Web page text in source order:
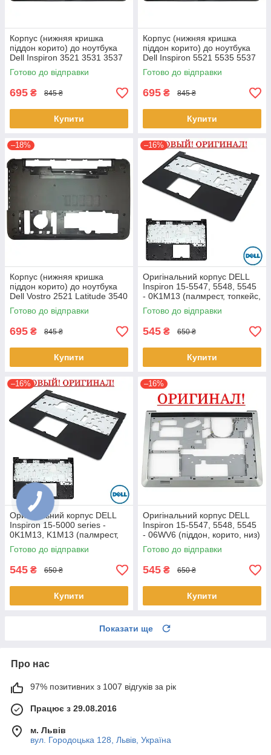
Корпус (нижняя кришка
піддон корито) до ноутбука
Dell Inspiron 3521 3531 3537
(0YXMG9, AP0ZG000200)
Готово до відправки
695 ₴ 845 ₴
Купити
Корпус (нижняя кришка
піддон корито) до ноутбука
Dell Inspiron 5521 5535 5537
(0YXMG9, AP0ZG000200)
Готово до відправки
695 ₴ 845 ₴
Купити
–18%
Корпус (нижняя кришка
піддон корито) до ноутбука
Dell Vostro 2521 Latitude 3540
(0YXMG9, AP0ZG000200)
Готово до відправки
695 ₴ 845 ₴
Купити
–16%
Оригінальний корпус DELL
Inspiron 15-5547, 5548, 5545
- 0K1M13 (палмрест, топкейс,
верх)
Готово до відправки
545 ₴ 650 ₴
Купити
–16%
Оригінальний корпус DELL
Inspiron 15-5000 series -
0K1M13, K1M13 (палмрест,
топкейс, верх)
Готово до відправки
545 ₴ 650 ₴
Купити
–16%
Оригінальний корпус DELL
Inspiron 15-5547, 5548, 5545
- 06WV6 (піддон, корито, низ)
Готово до відправки
545 ₴ 650 ₴
Купити
Показати ще
Про нас
97% позитивних з 1007 відгуків за рік
Працює з 29.08.2016
м. Львів
вул. Городоцька 128, Львів, Україна